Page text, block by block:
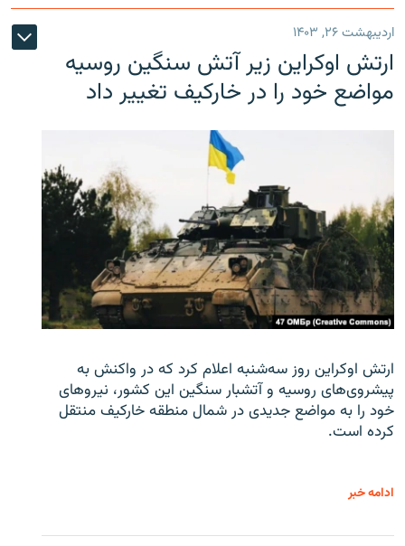
اردیبهشت ۲۶, ۱۴۰۳
ارتش اوکراین زیر آتش سنگین روسیه
مواضع خود را در خارکیف تغییر داد
ارتش اوکراین روز سه‌شنبه اعلام کرد که در واکنش به
پیشروی‌های روسیه و آتشبار سنگین این کشور، نیروهای
خود را به مواضع جدیدی در شمال منطقه خارکیف منتقل
کرده است.
ادامه خبر